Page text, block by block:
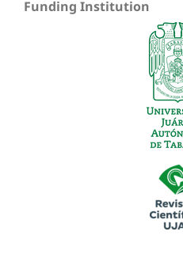
Funding Institution